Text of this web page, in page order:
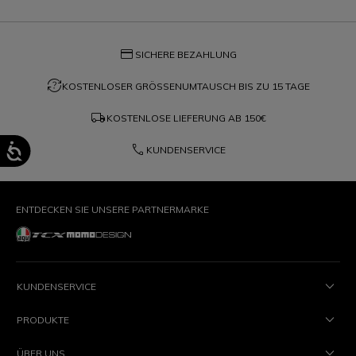
credit_card SICHERE BEZAHLUNG
question_exchangeKOSTENLOSER GRÖSSENUMTAUSCH BIS ZU 15 TAGE
local_shipping KOSTENLOSE LIEFERUNG AB 150€
phone KUNDENSERVICE
ENTDECKEN SIE UNSERE PARTNERMARKE
KUNDENSERVICE
PRODUKTE
ÜBER UNS